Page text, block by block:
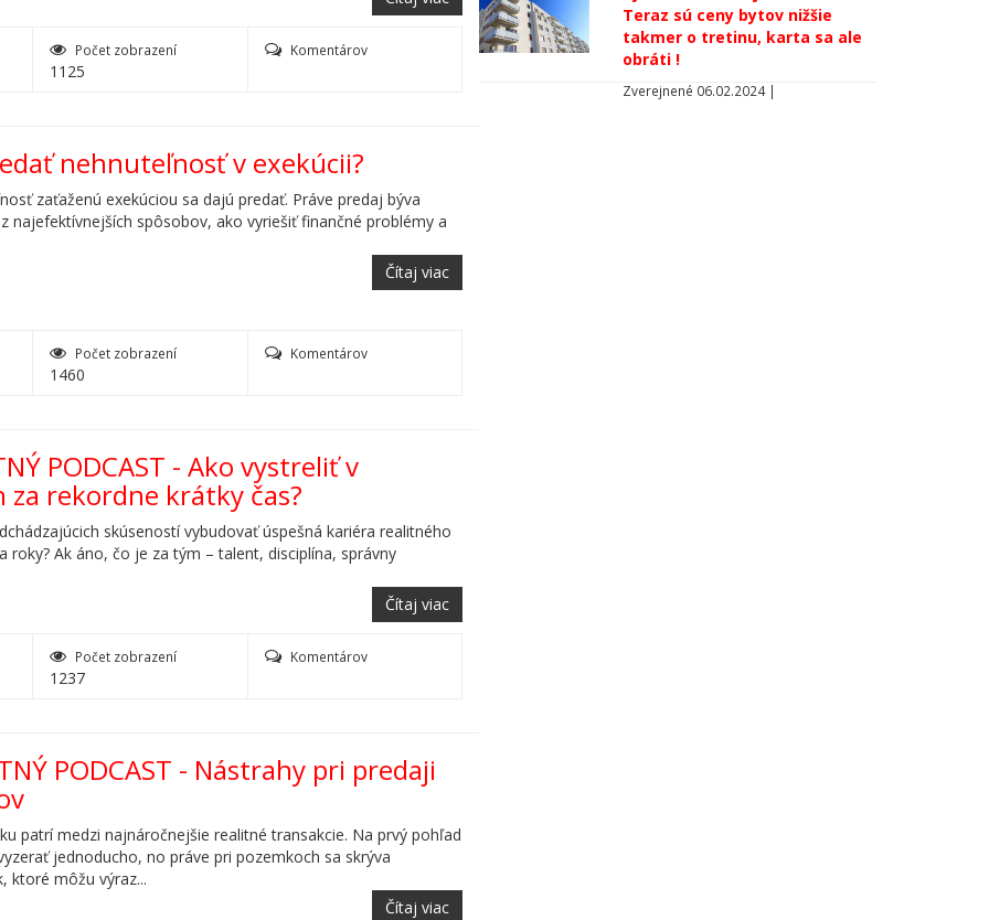
Počet zobrazení
1125
Komentárov
nehnuteľnosť v exekúcii?
zaťaženú exekúciou sa dajú predať. Práve predaj býva
najefektívnejších spôsobov, ako vyriešiť finančné problémy a
Čítaj viac
Počet zobrazení
1460
Komentárov
PODCAST - Ako vystreliť v
za rekordne krátky čas?
skúseností vybudovať úspešná kariéra realitného
roky? Ak áno, čo je za tým – talent, disciplína, správny
Čítaj viac
Počet zobrazení
1237
Komentárov
PODCAST - Nástrahy pri predaji
patrí medzi najnáročnejšie realitné transakcie. Na prvý pohľad
jednoducho, no práve pri pozemkoch sa skrýva
ktoré môžu výraz...
Čítaj viac
Teraz sú ceny bytov nižšie
takmer o tretinu, karta sa ale
obráti !
Zverejnené 06.02.2024 |